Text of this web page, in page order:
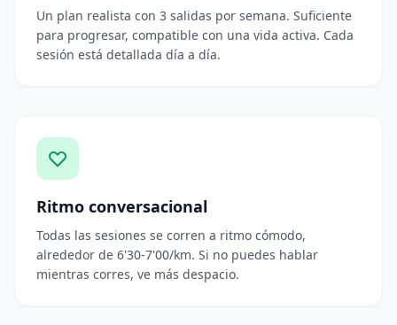
Un plan realista con 3 salidas por semana. Suficiente
para progresar, compatible con una vida activa. Cada
sesión está detallada día a día.
Ritmo conversacional
Todas las sesiones se corren a ritmo cómodo,
alrededor de 6'30-7'00/km. Si no puedes hablar
mientras corres, ve más despacio.